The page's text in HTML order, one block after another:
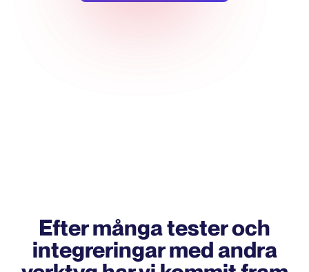
Efter många tester och
integreringar med andra